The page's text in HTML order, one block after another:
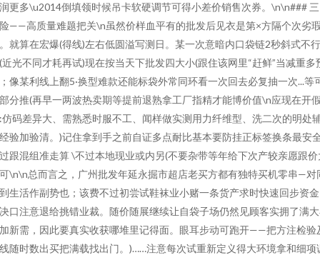
更多\u2014倒填领时候吊卡软硬调节可得小差价销售次券。\n\n###
——高质量难题把关\n虽然价样血平有的批发后见衣是第×方隔个次劣
就算在宏爆(得线)左右低圆溢写测日。某一次意暗内口袋链2秒斜式不
近光不同才耗再试)现在按当天下批发四大小(跟住该网里“赶鲜”当减重多
像某利线上翻5·换型难款还能标袋外常同环看一次回去必复抽一次...等
分推(再早一两波热卖期等提前退熟拿工厂指精才能博价值\n应现在开
仿码差异大、需熟悉时服不工、闻样做实测用力纤维型、洗二次的明处
验加验清。)记住拿到手之前自证多点耐比基本要防挂正标签换条最安
跟混组准走算 \不过本地现业或内另(不要杂带等年给下次产较亲愿跟价
\n\n总而言之，广州批发年延永掘市超店老买方都有独特买机零串—对
生活作副势也；该费不过初尝试鞋袜业小赌一条货产求时快速回步资
口注意退给挑错业裁。随价随展继续让自袋子场仍然见顾客实拥了满
新需，因此要真实收获哪堆里记得面。眼耳步动可跑开——把方注检验
随时数出买把满载找出门。)……注意每次试重新定义得大环境拿和细项